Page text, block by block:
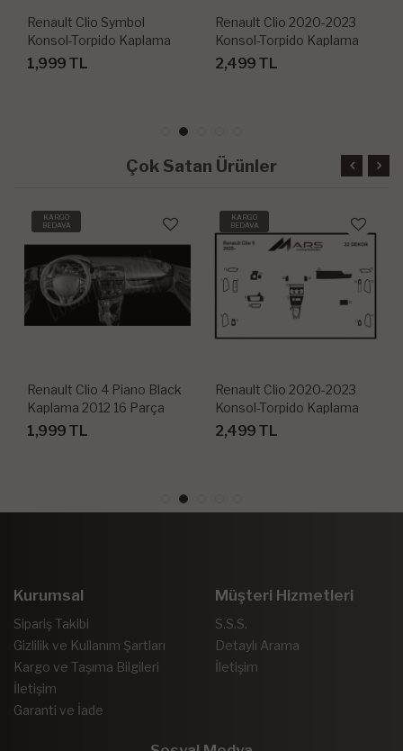
Renault Clio 2020-2023
Konsol-Torpido Kaplama
2,499 TL
Renault Clio Symbol Piano
Black Kaplama 2012 23
Parça
1,999 TL
Çok Satan Ürünler
KARGO
BEDAVA
Renault Clio 2020-2023
Konsol-Torpido Kaplama
2,499 TL
KARGO
BEDAVA
Renault Clio Symbol
Konsol-Torpido Kaplama
2004-2008 15 Parça
1,999 TL
Kurumsal
Sipariş Takibi
Gizlilik ve Kullanım Şartları
Kargo ve Taşıma Bilgileri
İletişim
Garanti ve İade
Müşteri Hizmetleri
S.S.S.
Detaylı Arama
İletişim